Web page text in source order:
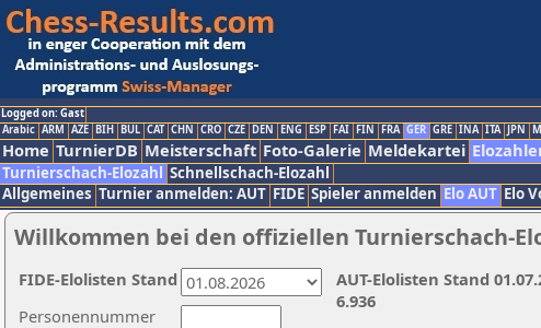
Logged on: Gast
Arabic ARM AZE BIH BUL CAT CHN CRO CZE DEN ENG ESP FAI FIN FRA GER GRE INA ITA JPN
Home TurnierDB Meisterschaft Foto-Galerie Meldekartei
Turnierschach-Elozahl Schnellschach-Elozahl
Allgemeines Turnier anmelden: AUT FIDE Spieler anmelden Elo AUT Elo
Willkommen bei den offiziellen Turnierschach-
Personennummer
AUT-Elolisten Stand
6.936
FIDE-Elolisten Stand